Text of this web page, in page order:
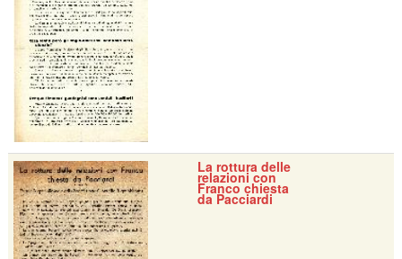
La rottura delle
relazioni con
Franco chiesta
da Pacciardi